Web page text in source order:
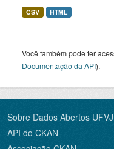
CSV HTML
Você também pode ter
Documentação da API).
Sobre Dados Abertos
API do CKAN